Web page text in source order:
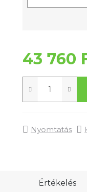
43 760
Nyomtatás
Értékelés